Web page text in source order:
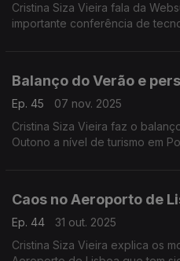
Cristina Siza Vieira fala da
importante conferência de
Balanço do Verão e
Ep. 45
07 nov. 2025
Cristina Siza Vieira faz o
Outono a nível de turismo em
Caos no Aeroporto de
Ep. 44
31 out. 2025
Cristina Siza Vieira explica os